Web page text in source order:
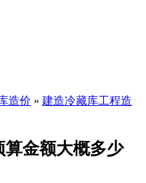
造价 » 建造冷藏库工程造
金额大概多少